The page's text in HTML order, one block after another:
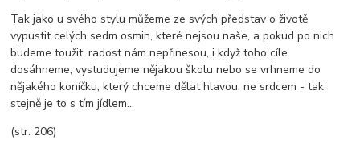
Tak jako u svého stylu můžeme ze svých představ o životě
vypustit celých sedm osmin, které nejsou naše, a pokud po nich
budeme toužit, radost nám nepřinesou, i když toho cíle
dosáhneme, vystudujeme nějakou školu nebo se vrhneme do
nějakého koníčku, který chceme dělat hlavou, ne srdcem - tak
stejně je to s tím jídlem...
(str. 206)